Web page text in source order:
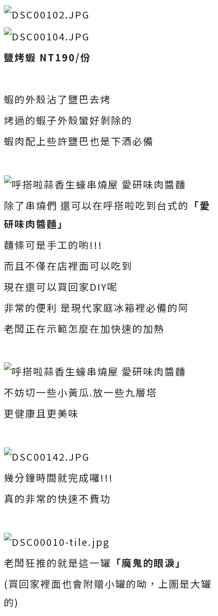
鹽烤蝦 NT190/份
蝦的外殼沾了鹽巴去烤
烤過的蝦子外殼蠻好剝除的
蝦肉配上些許鹽巴也是下酒必備
除了串燒們 還可以在呼搭啦吃到台式的 「愛
研味肉醬麵」
麵條可是手工的喲!!!
而且不僅在店裡面可以吃到
現在還可以買回家DIY呢
非常的便利 是現代家庭冰箱裡必備的阿
老闆正在示範怎麼在加快速的加熱
不妨切一些小黃瓜.放一些九層塔
更健康且更美味
幾分鐘時間就完成囉!!!
真的非常的快速不費功
老闆狂推的就是這一罐 「魔鬼的眼淚」
(買回家裡面也會附贈小罐的呦，上圖是大罐
的)